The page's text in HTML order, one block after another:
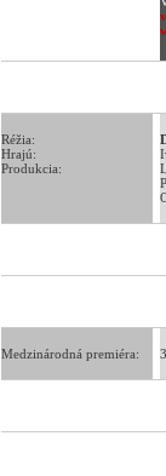
Réžia:
Hrajú:
Produkcia:
Medzinárodná premiéra: